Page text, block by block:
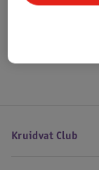
Kruidvat Club